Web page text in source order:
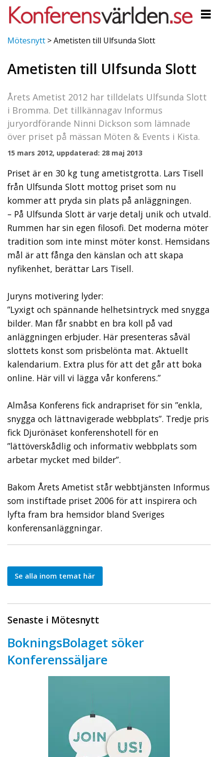
Mötesnytt >Ametisten till Ulfsunda Slott
Ametisten till Ulfsunda Slott
Årets Ametist 2012 har tilldelats Ulfsunda Slott
i Bromma. Det tillkännagav Informus
juryordförande Ninni Dickson som lämnade
över priset på mässan Möten & Events i Kista.
15 mars 2012, uppdaterad: 28 maj 2013
Priset är en 30 kg tung ametistgrotta. Lars Tisell
från Ulfsunda Slott mottog priset som nu
kommer att pryda sin plats på anläggningen.
– På Ulfsunda Slott är varje detalj unik och utvald.
Rummen har sin egen filosofi. Det moderna möter
tradition som inte minst möter konst. Hemsidans
mål är att fånga den känslan och att skapa
nyfikenhet, berättar Lars Tisell.
Juryns motivering lyder:
”Lyxigt och spännande helhetsintryck med snygga
bilder. Man får snabbt en bra koll på vad
anläggningen erbjuder. Här presenteras såväl
slottets konst som prisbelönta mat. Aktuellt
kalendarium. Extra plus för att det går att boka
online. Här vill vi lägga vår konferens.”
Almåsa Konferens fick andrapriset för sin ”enkla,
snygga och lättnavigerade webbplats”. Tredje pris
fick Djurönäset konferenshotell för en
”lättöverskådlig och informativ webbplats som
arbetar mycket med bilder”.
Bakom Årets Ametist står webbtjänsten Informus
som instiftade priset 2006 för att inspirera och
lyfta fram bra hemsidor bland Sveriges
konferensanläggningar.
Se alla inom temat här
Senaste i Mötesnytt
BokningsBolaget söker
Konferenssäljare